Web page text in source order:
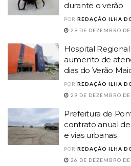
durante o verão
POR REDAÇÃO ILHA
29 DE DEZEMBRO
Hospital
aumento de
dias do Verão
POR REDAÇÃO ILHA
29 DE DEZEMBRO
Prefeitura de
contrato anual
e vias urbanas
POR REDAÇÃO ILHA
26 DE DEZEMBRO